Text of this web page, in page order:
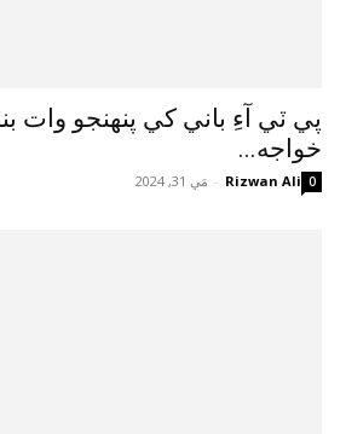
پي ٽي آءِ باني کي پنهنجو وات
خواجه...
Rizwan Ali
- مَي 31, 2024 0